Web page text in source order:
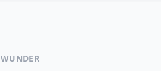
WUNDER